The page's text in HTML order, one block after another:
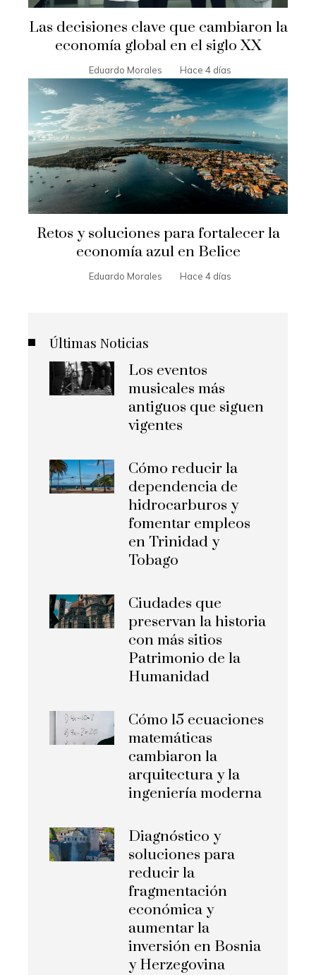
Las decisiones clave que cambiaron la
economía global en el siglo XX
Eduardo Morales Hace 4 días
Retos y soluciones para fortalecer la
economía azul en Belice
Eduardo Morales Hace 4 días
Últimas Noticias
Los eventos
musicales más
antiguos que siguen
vigentes
Cómo reducir la
dependencia de
hidrocarburos y
fomentar empleos
en Trinidad y
Tobago
Ciudades que
preservan la historia
con más sitios
Patrimonio de la
Humanidad
Cómo 15 ecuaciones
matemáticas
cambiaron la
arquitectura y la
ingeniería moderna
Diagnóstico y
soluciones para
reducir la
fragmentación
económica y
aumentar la
inversión en Bosnia
y Herzegovina